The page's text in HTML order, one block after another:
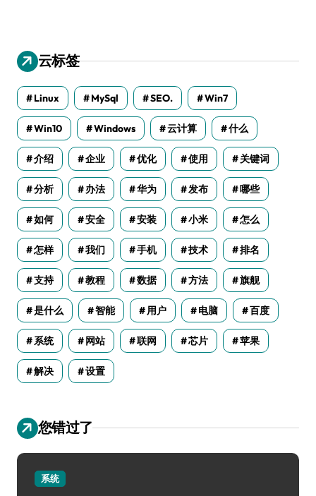
云标签
Linux MySql SEO. Win7
Win10 Windows 云计算 什么
介绍 企业 优化 使用 关键词
分析 办法 华为 发布 哪些
如何 安全 安装 小米 怎么
怎样 我们 手机 技术 排名
支持 教程 数据 方法 旗舰
是什么 智能 用户 电脑 百度
系统 网站 联网 芯片 苹果
解决 设置
您错过了
系统